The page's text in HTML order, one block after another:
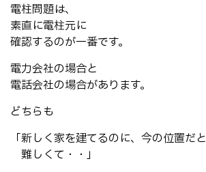
電柱問題は、
素直に電柱元に
確認するのが一番です。
電力会社の場合と
電話会社の場合があります。
どちらも
「新しく家を建てるのに、今の位置だと
難しくて・・」